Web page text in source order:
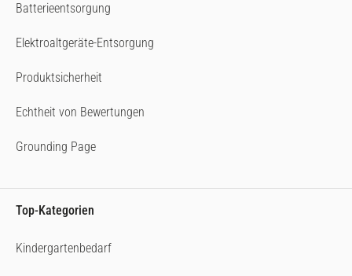
Batterieentsorgung
Elektroaltgeräte-Entsorgung
Produktsicherheit
Echtheit von Bewertungen
Grounding Page
Top-Kategorien
Kindergartenbedarf